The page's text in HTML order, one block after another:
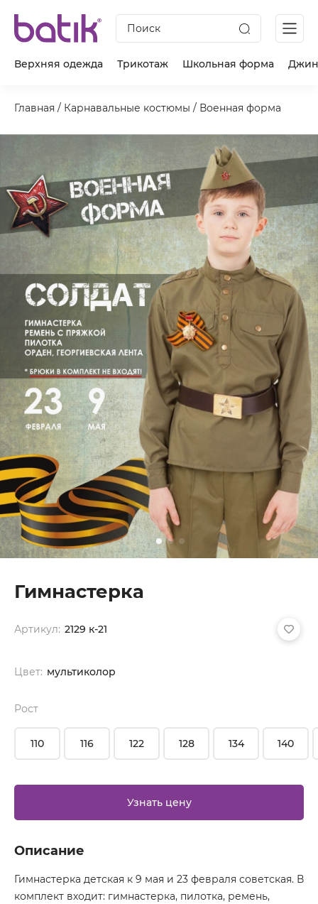
Поиск
Верхняя одежда Трикотаж Школьная форма
Главная / Карнавальные костюмы / Военная форма
Гимнастерка
Артикул: 2129 к-21
Цвет: мультиколор
Рост
110 116 122 128 134 140
Узнать цену
Описание
Гимнастерка детская к 9 мая и 23 февраля советская. В
комплект входит: гимнастерка, пилотка, ремень,